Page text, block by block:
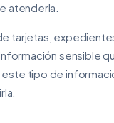
atenderla.
tarjetas,
sensible
tipo de